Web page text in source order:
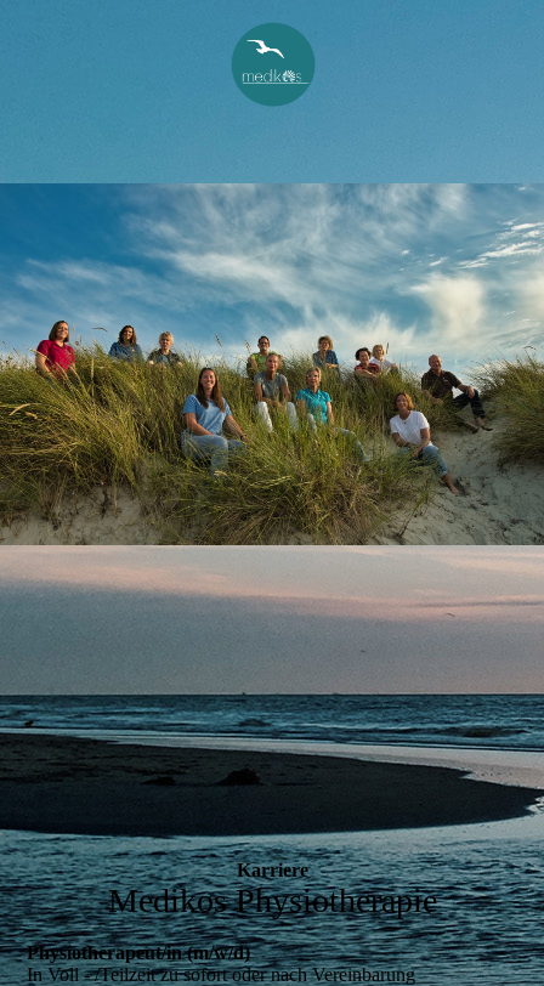
Karriere
Medikos Physiotherapie
Physiotherapeut/in (m/w/d)
In Voll - /Teilzeit zu sofort oder nach Vereinbarung